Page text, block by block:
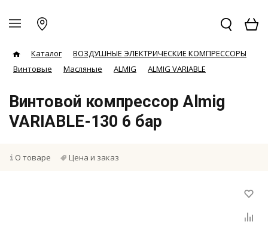
Каталог
ВОЗДУШНЫЕ ЭЛЕКТРИЧЕСКИЕ КОМПРЕССОРЫ
Винтовые
Масляные ALMIG ALMIG VARIABLE
Винтовой компрессор Almig
VARIABLE-130 6 бар
О товаре Цена и заказ